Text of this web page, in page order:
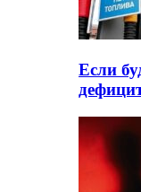
Если